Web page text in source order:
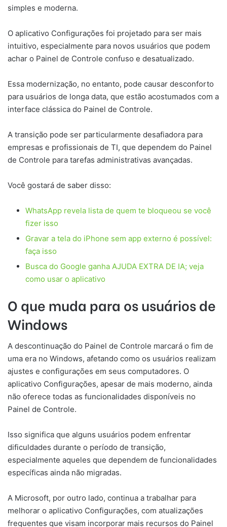
simples e moderna.
O aplicativo Configurações foi projetado para ser mais
intuitivo, especialmente para novos usuários que podem
achar o Painel de Controle confuso e desatualizado.
Essa modernização, no entanto, pode causar desconforto
para usuários de longa data, que estão acostumados com a
interface clássica do Painel de Controle.
A transição pode ser particularmente desafiadora para
empresas e profissionais de TI, que dependem do Painel
de Controle para tarefas administrativas avançadas.
Você gostará de saber disso:
WhatsApp revela lista de quem te bloqueou se você
fizer isso
Gravar a tela do iPhone sem app externo é possível:
faça isso
Busca do Google ganha AJUDA EXTRA DE IA; veja
como usar o aplicativo
O que muda para os usuários de
Windows
A descontinuação do Painel de Controle marcará o fim de
uma era no Windows, afetando como os usuários realizam
ajustes e configurações em seus computadores. O
aplicativo Configurações, apesar de mais moderno, ainda
não oferece todas as funcionalidades disponíveis no
Painel de Controle.
Isso significa que alguns usuários podem enfrentar
dificuldades durante o período de transição,
especialmente aqueles que dependem de funcionalidades
específicas ainda não migradas.
A Microsoft, por outro lado, continua a trabalhar para
melhorar o aplicativo Configurações, com atualizações
frequentes que visam incorporar mais recursos do Painel